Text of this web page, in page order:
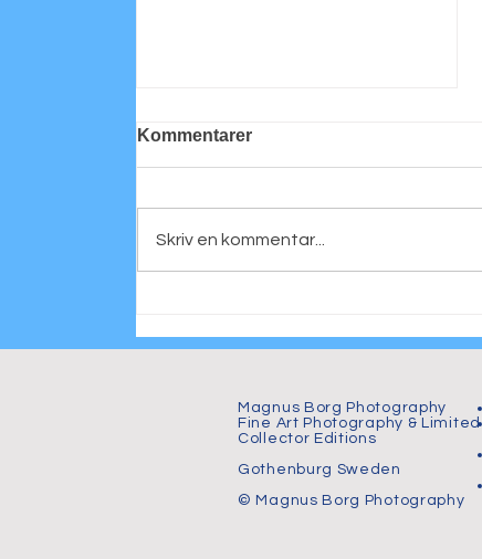
Personligt porträtt
Kommentarer
Skriv en kommentar...
Magnus Borg Photography
Fine Art Photography & Limited
Collector Editions
Gothenburg Sweden
© Magnus Borg Photography